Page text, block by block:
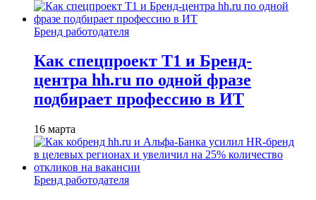
Бренд работодателя
Как спецпроект T1 и Бренд-
центра hh.ru по одной фразе
подбирает профессию в ИТ
16 марта
Бренд работодателя